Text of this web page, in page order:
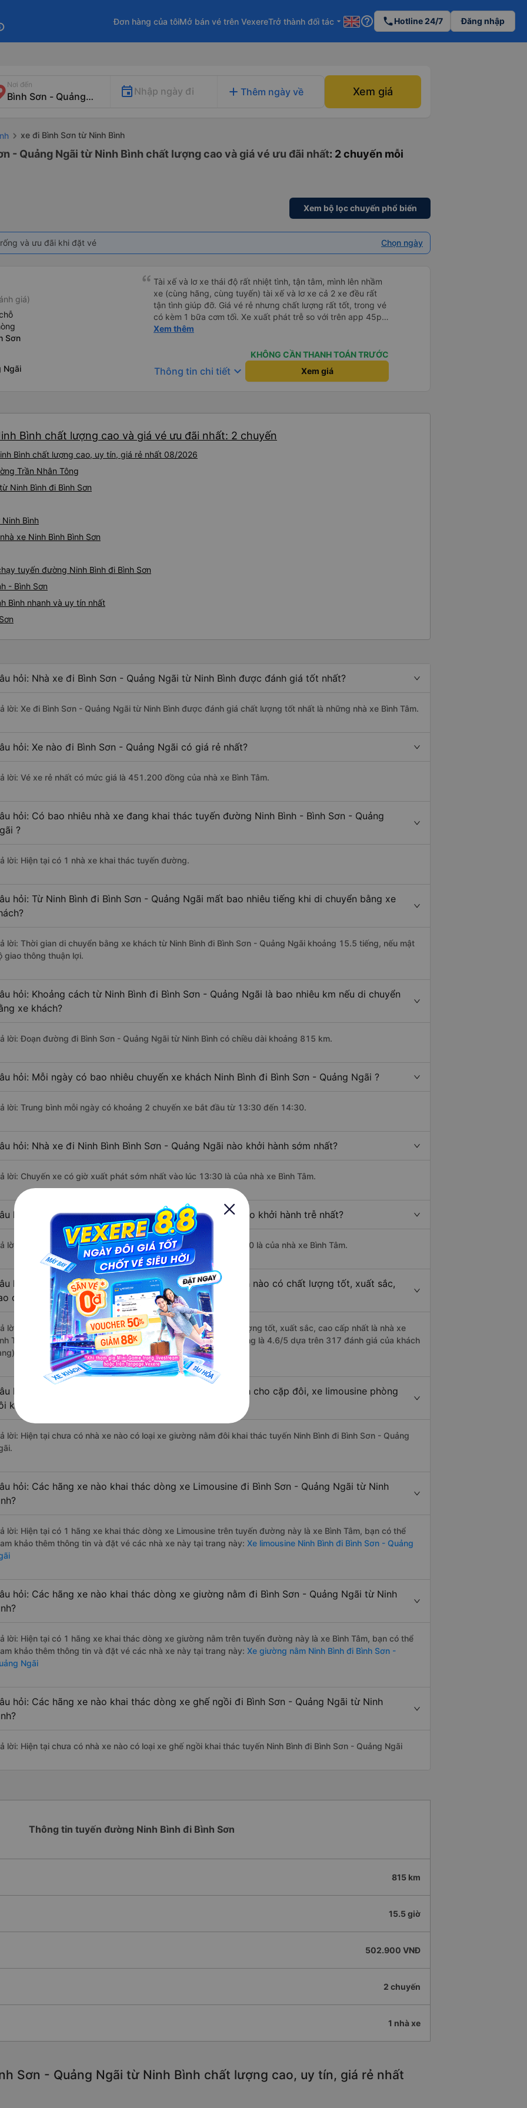
Đơn hàng của tôiMở bán vé trên VexereTrở thành đối tác arrow_drop_down help_outline phoneHotline 24/7 Đăng nhập
Nơi đến
Nhập ngày đi add Thêm ngày về Xem giá
xe đi Bình Sơn từ Ninh Bình
- Quảng Ngãi từ Ninh Bình chất lượng cao và giá vé ưu đãi nhất: 2 chuyến mỗi
Xem bộ lọc chuyến phổ biến
và ưu đãi khi đặt vé Chọn ngày
giá)
Sơn
Ngãi
Tài xế và lơ xe thái độ rất nhiệt tình, tận tâm, mình lên nhầm
xe (cùng hãng, cùng tuyến) tài xế và lơ xe cả 2 xe đều rất
tận tình giúp đỡ. Giá vé rẻ nhưng chất lượng rất tốt, trong vé
có kèm 1 bữa cơm tối. Xe xuất phát trễ so với trên app 45p,
nhưng do bão nên trời mưa rất to, có thể thông cảm được.
Xem thêm
KHÔNG CẦN THANH TOÁN TRƯỚC
Thông tin chi tiết keyboard_arrow_down Xem giá
Bình chất lượng cao và giá vé ưu đãi nhất: 2 chuyến
Bình chất lượng cao, uy tín, giá rẻ nhất 08/2026
Trần Nhân Tông
Ninh Bình đi Bình Sơn
Bình
xe Ninh Bình Bình Sơn
tuyến đường Ninh Bình đi Bình Sơn
- Bình Sơn
Bình nhanh và uy tín nhất
hỏi: Nhà xe đi Bình Sơn - Quảng Ngãi từ Ninh Bình được đánh giá tốt nhất?
lời: Xe đi Bình Sơn - Quảng Ngãi từ Ninh Bình được đánh giá chất lượng tốt nhất là những nhà xe Bình Tâm.
hỏi: Xe nào đi Bình Sơn - Quảng Ngãi có giá rẻ nhất?
lời: Vé xe rẻ nhất có mức giá là 451.200 đồng của nhà xe Bình Tâm.
hỏi: Có bao nhiêu nhà xe đang khai thác tuyến đường Ninh Bình - Bình Sơn - Quảng
?
lời: Hiện tại có 1 nhà xe khai thác tuyến đường.
hỏi: Từ Ninh Bình đi Bình Sơn - Quảng Ngãi mất bao nhiêu tiếng khi di chuyển bằng xe
lời: Thời gian di chuyển bằng xe khách từ Ninh Bình đi Bình Sơn - Quảng Ngãi khoảng 15.5 tiếng, nếu mật
giao thông thuận lợi.
hỏi: Khoảng cách từ Ninh Bình đi Bình Sơn - Quảng Ngãi là bao nhiêu km nếu di chuyển
xe khách?
lời: Đoạn đường đi Bình Sơn - Quảng Ngãi từ Ninh Bình có chiều dài khoảng 815 km.
hỏi: Mỗi ngày có bao nhiêu chuyến xe khách Ninh Bình đi Bình Sơn - Quảng Ngãi ?
lời: Trung bình mỗi ngày có khoảng 2 chuyến xe bắt đầu từ 13:30 đến 14:30.
hỏi: Nhà xe đi Ninh Bình Bình Sơn - Quảng Ngãi nào khởi hành sớm nhất?
lời: Chuyến xe có giờ xuất phát sớm nhất vào lúc 13:30 là của nhà xe Bình Tâm.
hỏi: Nhà xe đi Bình Sơn - Quảng Ngãi từ Ninh Bình nào khởi hành trễ nhất?
lời: Chuyến xe có giờ xuất phát trễ (muộn) nhất là vào lúc 14:30 là của nhà xe Bình Tâm.
hỏi: Review xe đi Bình Sơn - Quảng Ngãi từ Ninh Bình nào có chất lượng tốt, xuất sắc,
cấp nhất?
lời: Những hãng xe đi Ninh Bình Bình Sơn - Quảng Ngãi chất lượng tốt, xuất sắc, cao cấp nhất là nhà xe
Tâm đi Bình Sơn - Quảng Ngãi từ Ninh Bình với điểm chất lượng là 4.6/5 dựa trên 317 đánh giá của khách
hỏi: Có loại xe Ninh Bình Bình Sơn - Quảng Ngãi dành cho cặp đôi, xe limousine phòng
không?
lời: Hiện tại chưa có nhà xe nào có loại xe giường nằm đôi khai thác tuyến Ninh Bình đi Bình Sơn - Quảng
hỏi: Các hãng xe nào khai thác dòng xe Limousine đi Bình Sơn - Quảng Ngãi từ Ninh
lời: Hiện tại có 1 hãng xe khai thác dòng xe Limousine trên tuyến đường này là xe Bình Tâm, bạn có thể
khảo thêm thông tin và đặt vé các nhà xe này tại trang này: Xe limousine Ninh Bình đi Bình Sơn - Quảng
hỏi: Các hãng xe nào khai thác dòng xe giường nằm đi Bình Sơn - Quảng Ngãi từ Ninh
lời: Hiện tại có 1 hãng xe khai thác dòng xe giường nằm trên tuyến đường này là xe Bình Tâm, bạn có thể
khảo thêm thông tin và đặt vé các nhà xe này tại trang này: Xe giường nằm Ninh Bình đi Bình Sơn -
Ngãi
hỏi: Các hãng xe nào khai thác dòng xe ghế ngồi đi Bình Sơn - Quảng Ngãi từ Ninh
lời: Hiện tại chưa có nhà xe nào có loại xe ghế ngồi khai thác tuyến Ninh Bình đi Bình Sơn - Quảng Ngãi
Thông tin tuyến đường Ninh Bình đi Bình Sơn
815 km
15.5 giờ
502.900 VNĐ
2 chuyến
1 nhà xe
Sơn - Quảng Ngãi từ Ninh Bình chất lượng cao, uy tín, giá rẻ nhất